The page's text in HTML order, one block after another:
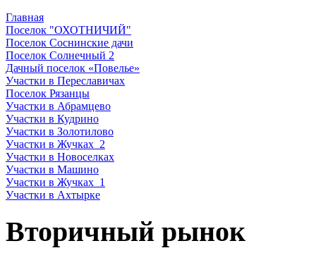
Главная
Поселок "ОХОТНИЧИЙ"
Поселок Соснинские дачи
Поселок Солнечный 2
Дачный поселок «Повелье»
Участки в Переславичах
Поселок Рязанцы
Участки в Абрамцево
Участки в Кудрино
Участки в Золотилово
Участки в Жучках_2
Участки в Новоселках
Участки в Машино
Участки в Жучках_1
Участки в Ахтырке
Вторичный рынок